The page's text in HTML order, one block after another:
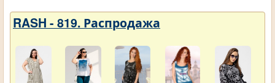
RASH - 819. Распродажа